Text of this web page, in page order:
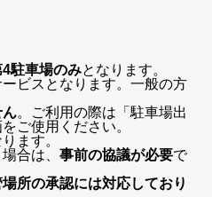
4駐車場のみとなります。
ビスとなります。一般の方
ん。ご利用の際は「駐車場出
ご使用ください。
ます。
合は、 事前の協議が必要で
所の承認には対応しており